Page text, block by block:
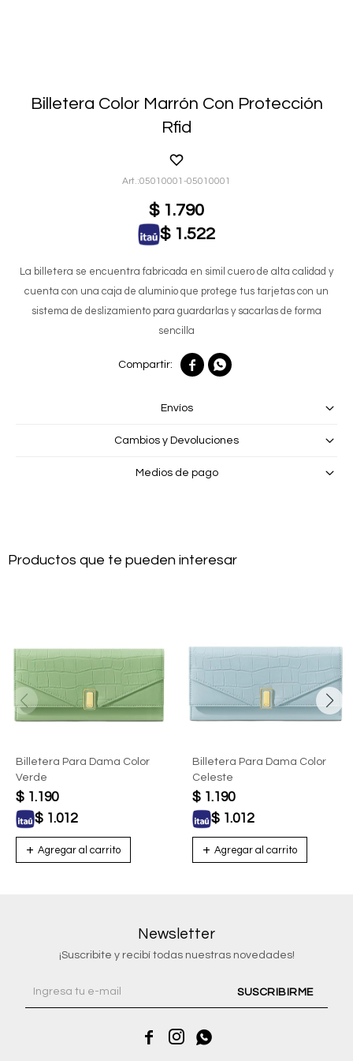
Billetera Color Marrón Con Protección
Rfid
05010001-05010001
$ 1.790
$ 1.522
La billetera se encuentra fabricada en simil cuero de alta calidad y
cuenta con una caja de aluminio que protege tus tarjetas con un
sistema de deslizamiento para guardarlas y sacarlas de forma
sencilla
 
Envíos
Cambios y Devoluciones
Medios de pago
Productos que te pueden interesar
Billetera Para Dama Color
Verde
$ 1.190
$ 1.012
Billetera Para Dama Color
Celeste
$ 1.190
$ 1.012
Newsletter
¡Suscribite y recibí todas nuestras novedades!
SUSCRIBIRME
  